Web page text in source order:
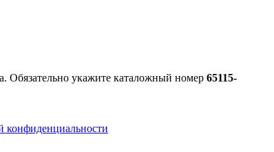
Обязательно укажите каталожный номер 65115-
конфиденциальности